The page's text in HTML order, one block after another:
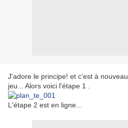
J'adore le principe! et c'est à nouveau
jeu... Alors voici l'étape 1 .
L'étape 2 est en ligne...